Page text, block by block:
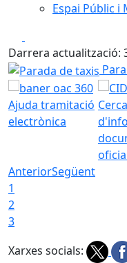
Espai Públic i
Darrera actualització:
Parada de taxis
Ajuda tramitació
electrònica
AnteriorSegüent
1
2
3
Xarxes socials: